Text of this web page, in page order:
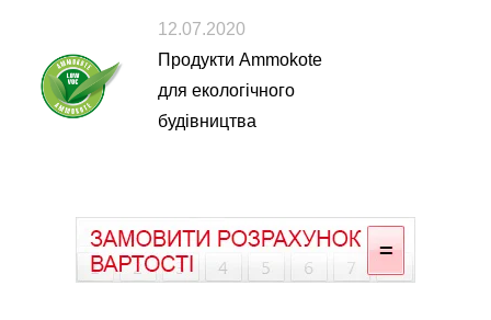
12.07.2020
Продукти Ammokote
для екологічного
будівництва